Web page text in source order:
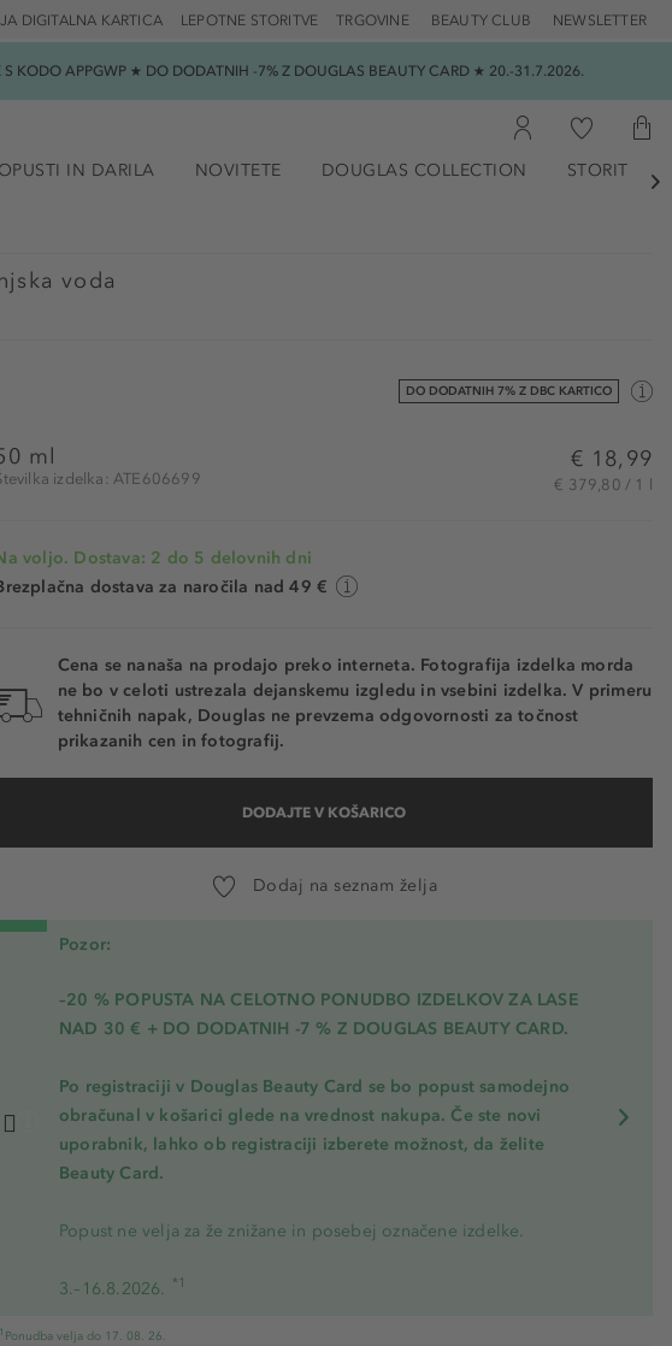
TRGOVINE BEAUTY CLUB NEWSLETTER
LEPOTNE STORITVE
DIGITALNA KARTICA
KODO APPGWP ★ DO DODATNIH -7% Z DOUGLAS BEAUTY CARD ★ 20.-31.7.2026.
IN DARILA NOVITETE DOUGLAS COLLECTION STORITVE

voda
DO DODATNIH 7% Z DBC KARTICO
ml
izdelka: ATE606699
€ 18,99
€ 379,80 / 1 l
voljo. Dostava: 2 do 5 delovnih dni
dostava za naročila nad 49 €
Cena se nanaša na prodajo preko interneta. Fotografija izdelka morda
ne bo v celoti ustrezala dejanskemu izgledu in vsebini izdelka. V primeru
tehničnih napak, Douglas ne prevzema odgovornosti za točnost
prikazanih cen in fotografij.
DODAJTE V KOŠARICO
Dodaj na seznam želja
Pozor:
–20 % POPUSTA NA CELOTNO PONUDBO IZDELKOV ZA LASE
NAD 30 € + DO DODATNIH -7 % Z DOUGLAS BEAUTY CARD.
Po registraciji v Douglas Beauty Card se bo popust samodejno
obračunal v košarici glede na vrednost nakupa. Če ste novi
uporabnik, lahko ob registraciji izberete možnost, da želite
Beauty Card.
Popust ne velja za že znižane in posebej označene izdelke.
3.–16.8.2026. *1
Ponudba velja do 17. 08. 26.